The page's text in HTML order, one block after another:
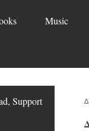
Music
Support